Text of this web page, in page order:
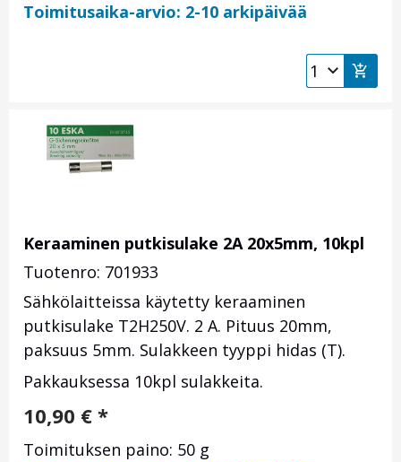
Toimitusaika-arvio: 2-10 arkipäivää
Keraaminen putkisulake 2A 20x5mm, 10kpl
Tuotenro: 701933
Sähkölaitteissa käytetty keraaminen
putkisulake T2H250V. 2 A. Pituus 20mm,
paksuus 5mm. Sulakkeen tyyppi hidas (T).
Pakkauksessa 10kpl sulakkeita.
10,90 € *
Toimituksen paino: 50 g